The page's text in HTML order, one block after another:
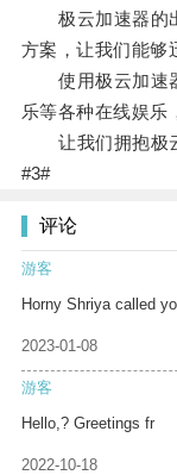
极云加速器的出
方案，让我们能够
使用极云加速器
乐等各种在线娱乐
让我们拥抱极云
#3#
评论
游客
Horny Shriya called
2023-01-08
游客
Hello,? Greetings fr
2022-10-18